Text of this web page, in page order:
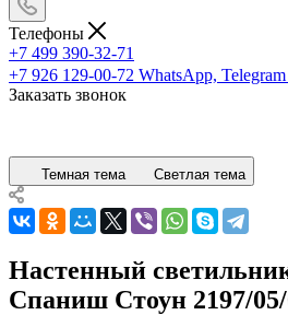
Телефоны
+7 499 390-32-71
+7 926 129-00-72 WhatsApp, Telegram
Заказать звонок
Темная тема Светлая тема
Настенный
Спаниш Стоун 2197/